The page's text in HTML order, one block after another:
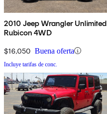
2010 Jeep Wrangler Unlimited
Rubicon 4WD
$16,050 Buena oferta
Incluye tarifas de conc.